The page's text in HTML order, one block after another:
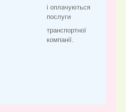
і оплачуються
послуги
транспортної
компанії.